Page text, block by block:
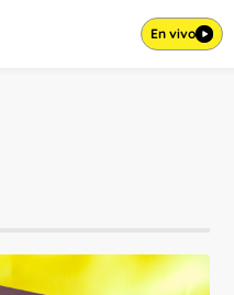
En vivo